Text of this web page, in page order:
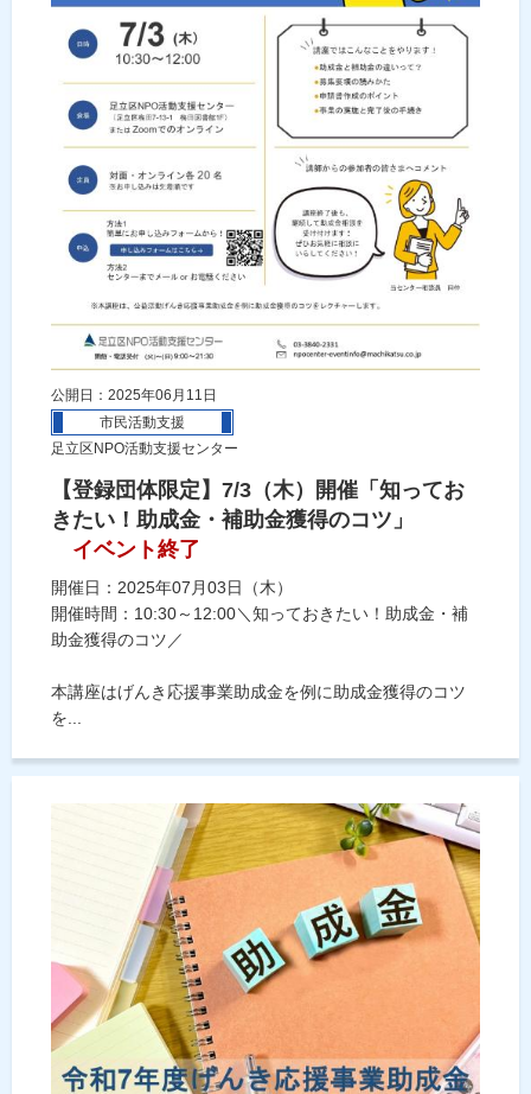
公開日：2025年06月11日
市民活動支援
足立区NPO活動支援センター
【登録団体限定】7/3（木）開催「知ってお
きたい！助成金・補助金獲得のコツ」
イベント終了
開催日：2025年07月03日（木）
開催時間：10:30～12:00＼知っておきたい！助成金・補
助金獲得のコツ／
本講座はげんき応援事業助成金を例に助成金獲得のコツ
を...